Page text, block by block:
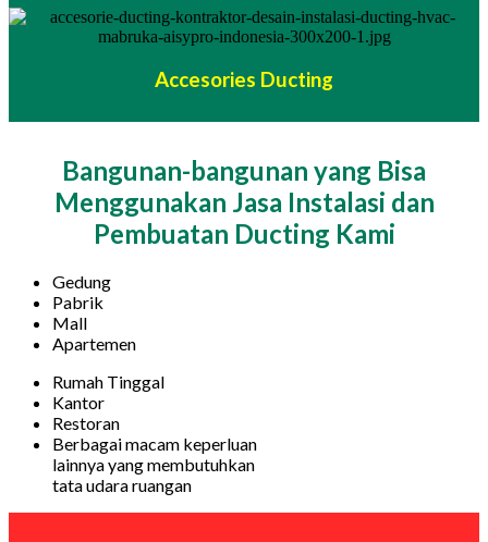
Accesories Ducting
Bangunan-bangunan yang Bisa
Menggunakan Jasa Instalasi dan
Pembuatan Ducting Kami
Gedung
Pabrik
Mall
Apartemen
Rumah Tinggal
Kantor
Restoran
Berbagai macam keperluan
lainnya yang membutuhkan
tata udara ruangan